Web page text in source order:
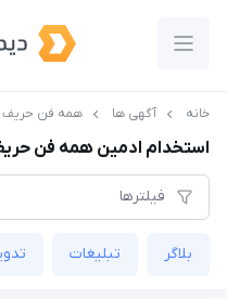
خانه آگهی ها همه فن حریف
استخدام ادمین همه فن
فیلترها
بلاگر تبلیغات